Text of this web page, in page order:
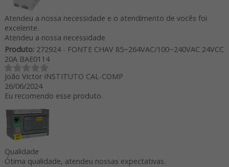
Atendeu a nossa necessidade e o atendimento de vocês foi
excelente.
Atendeu a nossa necessidade
Produto:272924 - FONTE CHAV 85~264VAC/100~240VAC 24VCC
20A BAE0114
João Victor INSTITUTO CAL-COMP
26/06/2024
Eu recomendo esse produto.
Qualidade
Ótima qualidade, atendeu nossas expectativas.